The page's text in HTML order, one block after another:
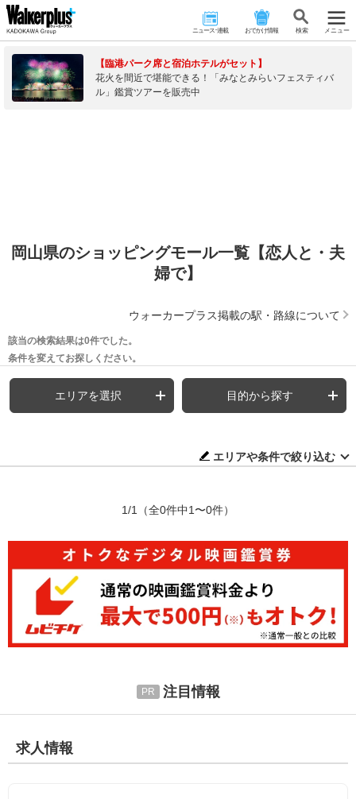
ニュース･連載 おでかけ情報 検 索 メニュー
【臨港パーク席と宿泊ホテルがセット】
花火を間近で堪能できる！「みなとみらいフェスティバ
ル」鑑賞ツアーを販売中
岡山県のショッピングモール一覧【恋人と・夫
婦で】
ウォーカープラス掲載の駅・路線について
該当の検索結果は0件でした。
条件を変えてお探しください。
エリアを選択 目的から探す
エリアや条件で絞り込む
1/1 （全0件中1〜0件）
注目情報
求人情報